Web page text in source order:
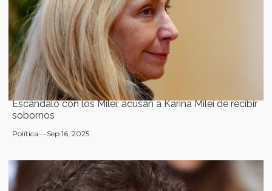
Escándalo con los Milei: acusan a Karina Milei de recibir
sobornos
Política Sep 16, 2025